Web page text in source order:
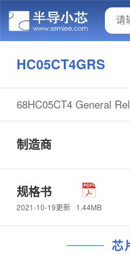
HC05CT4GRS
68HC05CT4 General
制造商
规格书
2021-10-19更新 1.44MB
芯